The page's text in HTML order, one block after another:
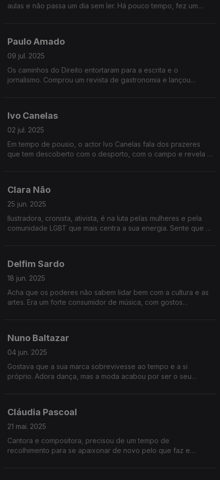
aulas e não passa um dia sem ler. Há pouco tempo, fez um
Paulo Amado
09 jul. 2025
Os caminhos do Direito entortaram para a escrita e o
jornalismo. Comprou um revista de gastronomia e lançou
Ivo Canelas
02 jul. 2025
Em tempo de pousio, o actor Ivo Canelas fala dos prazeres
que tem descoberto com o desporto, com o campo e revela o
Clara Não
25 jun. 2025
Ilustradora, cronista, ativista, é na luta pelas mulheres e pela
comunidade LGBT que mais centra a sua energia. Sente que o
Delfim Sardo
18 jun. 2025
Acha que os poderes não sabem lidar bem com a cultura e as
artes. Era um forte consumidor de música, com gostos
Nuno Baltazar
04 jun. 2025
Gostava que a sua marca sobrevivesse ao tempo e a si
próprio. Adora dança, mas a moda acabou por ser o seu
Cláudia Pascoal
21 mai. 2025
Cantora e compositora, precisou de um tempo de
recolhimento para se apaixonar de novo pelo que faz e